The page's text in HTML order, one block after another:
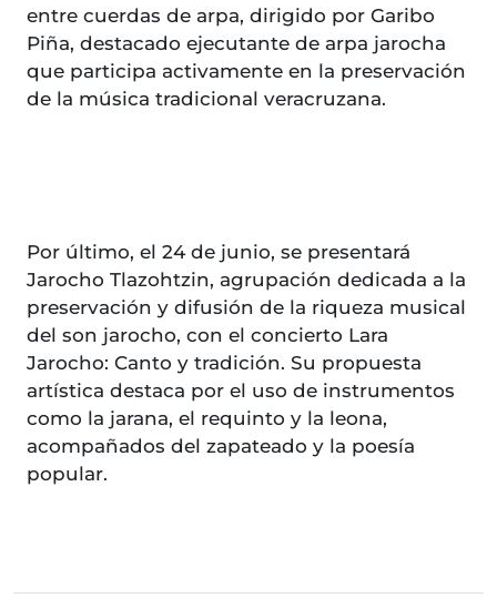
entre cuerdas de arpa, dirigido por Garibo
Piña, destacado ejecutante de arpa jarocha
que participa activamente en la preservación
de la música tradicional veracruzana.
Por último, el 24 de junio, se presentará
Jarocho Tlazohtzin, agrupación dedicada a la
preservación y difusión de la riqueza musical
del son jarocho, con el concierto Lara
Jarocho: Canto y tradición. Su propuesta
artística destaca por el uso de instrumentos
como la jarana, el requinto y la leona,
acompañados del zapateado y la poesía
popular.